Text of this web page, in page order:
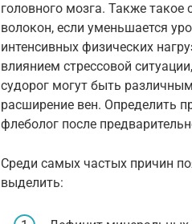
головного мозга. Также такое
волокон, если уменьшается
интенсивных физических
влиянием стрессовой
судорог могут быть
расширение вен. Определить
флеболог после
Среди самых частых причин
выделить: